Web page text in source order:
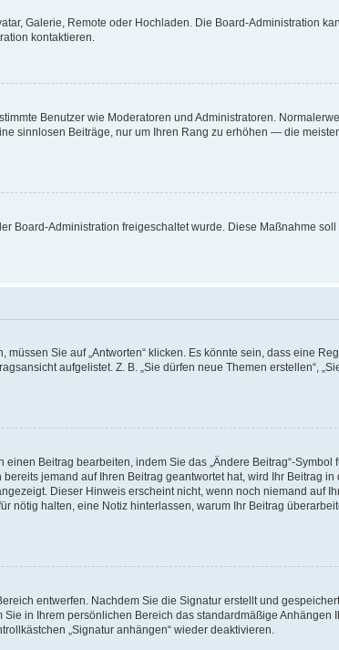
Galerie, Remote oder Hochladen. Die Board-Administration
kontaktieren.
Benutzer wie Moderatoren und Administratoren.
sinnlosen Beiträge, nur um Ihren Rang zu erhöhen — die
Board-Administration freigeschaltet wurde. Diese Maßnahme soll
Sie auf „Antworten“ klicken. Es könnte sein, dass eine
aufgelistet. Z. B. „Sie dürfen neue Themen erstellen“,
Beitrag bearbeiten, indem Sie das „Ändere Beitrag“-Symbol
jemand auf Ihren Beitrag geantwortet hat, wird Ihr Beitrag in
Dieser Hinweis erscheint nicht, wenn noch niemand auf
nötig halten, eine Notiz hinterlassen, warum Ihr Beitrag
entwerfen. Nachdem Sie die Signatur erstellt und
in Ihrem persönlichen Bereich das standardmäßige Anhängen
„Signatur anhängen“ wieder deaktivieren.